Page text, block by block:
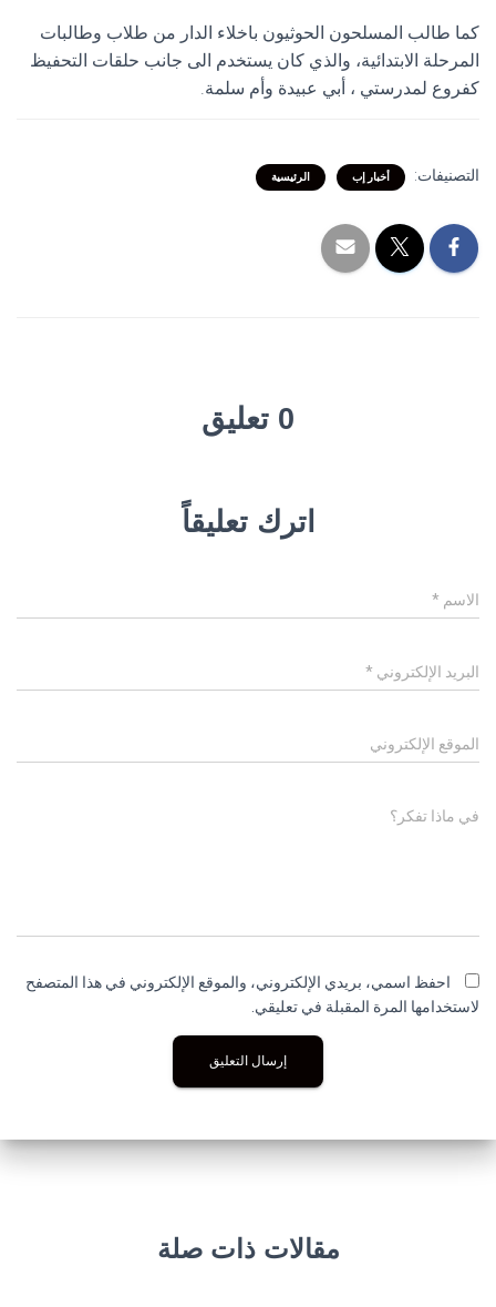
كما طالب المسلحون الحوثيون باخلاء الدار من طلاب وطالبات
المرحلة الابتدائية، والذي كان يستخدم الى جانب حلقات التحفيظ
كفروع لمدرستي ، أبي عبيدة وأم سلمة.
التصنيفات: أخبار إب الرئيسية
0 تعليق
اترك تعليقاً
الاسم *
البريد الإلكتروني *
الموقع الإلكتروني
في ماذا تفكر؟
احفظ اسمي، بريدي الإلكتروني، والموقع الإلكتروني في هذا المتصفح
لاستخدامها المرة المقبلة في تعليقي.
مقالات ذات صلة